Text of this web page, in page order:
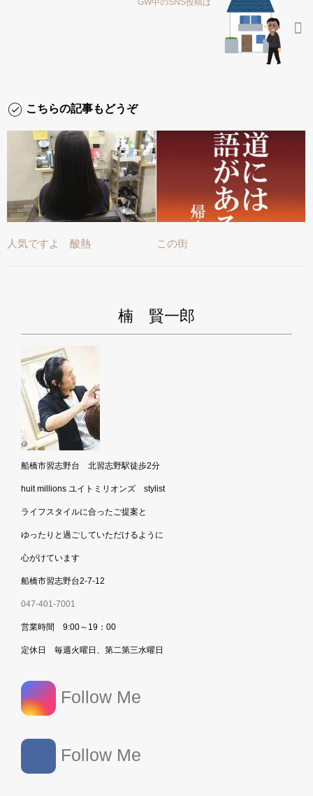
GW中のSNS投稿は
こちらの記事もどうぞ
人気ですよ 酸熱 この街
楠 賢一郎
船橋市習志野台 北習志野駅徒歩2分
huit millions ユイトミリオンズ stylist
ライフスタイルに合ったご提案と
ゆったりと過ごしていただけるように
心がけています
船橋市習志野台2-7-12
047-401-7001
営業時間 9:00～19：00
定休日 毎週火曜日、第二第三水曜日
Follow Me
Follow Me